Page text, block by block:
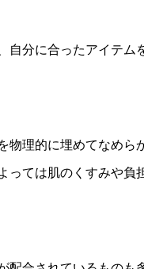
分に合ったアイテム
物理的に埋めてなめら
ては肌のくすみや負